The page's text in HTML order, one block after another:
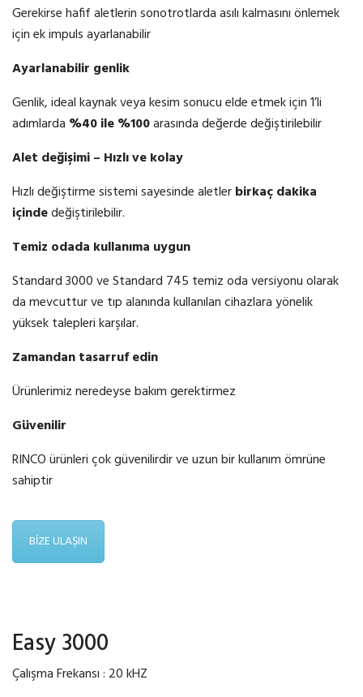
Gerekirse hafif aletlerin sonotrotlarda asılı kalmasını önlemek
için ek impuls ayarlanabilir
Ayarlanabilir genlik
Genlik, ideal kaynak veya kesim sonucu elde etmek için 1’li
adımlarda %40 ile %100arasında değerde değiştirilebilir
Alet değişimi – Hızlı ve kolay
Hızlı değiştirme sistemi sayesinde aletlerbirkaç dakika
içindedeğiştirilebilir.
Temiz odada kullanıma uygun
Standard 3000 ve Standard 745 temiz oda versiyonu olarak
da mevcuttur ve tıp alanında kullanılan cihazlara yönelik
yüksek talepleri karşılar.
Zamandan tasarruf edin
Ürünlerimiz neredeyse bakım gerektirmez
Güvenilir
RINCO ürünleri çok güvenilirdir ve uzun bir kullanım ömrüne
sahiptir
BİZE ULAŞIN
Easy 3000
Çalışma Frekansı : 20 kHZ